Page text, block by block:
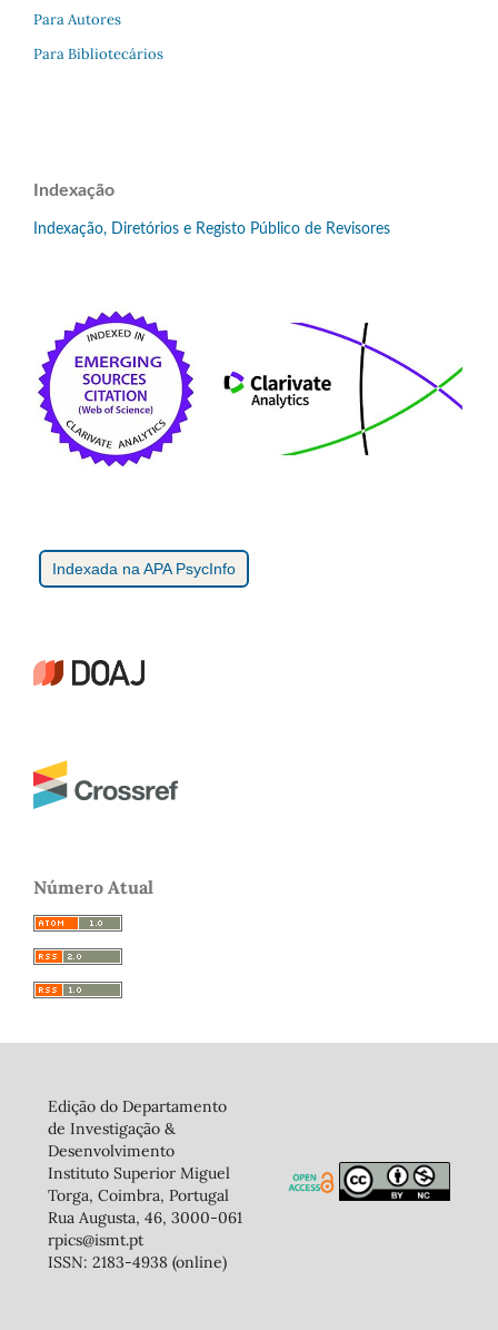
Para Autores
Para Bibliotecários
Indexação
Indexação, Diretórios e Registo Público de Revisores
Indexada na APA PsycInfo
Número Atual
Edição do Departamento
de Investigação &
Desenvolvimento
Instituto Superior Miguel
Torga, Coimbra, Portugal
Rua Augusta, 46, 3000-061
rpics@ismt.pt
ISSN: 2183-4938 (online)